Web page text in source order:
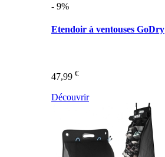
- 9%
Etendoir à ventouses GoDry
47,99 €
Découvrir